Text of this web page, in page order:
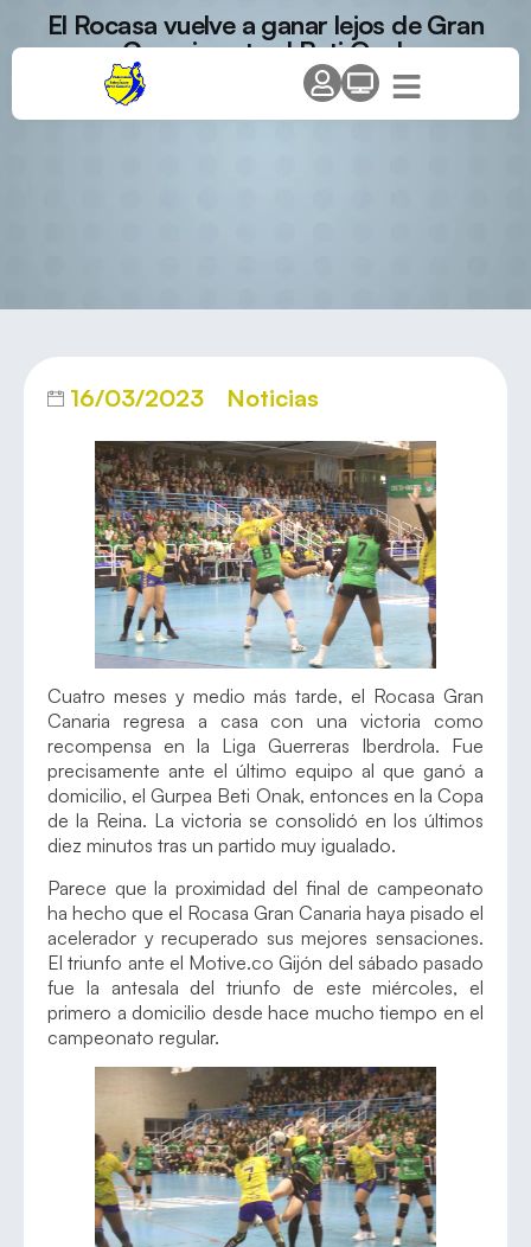
El Rocasa vuelve a ganar lejos de Gran
Canaria ante el Beti Onak
16/03/2023 Noticias
Cuatro meses y medio más tarde, el Rocasa Gran
Canaria regresa a casa con una victoria como
recompensa en la Liga Guerreras Iberdrola. Fue
precisamente ante el último equipo al que ganó a
domicilio, el Gurpea Beti Onak, entonces en la Copa
de la Reina. La victoria se consolidó en los últimos
diez minutos tras un partido muy igualado.
Parece que la proximidad del final de campeonato
ha hecho que el Rocasa Gran Canaria haya pisado el
acelerador y recuperado sus mejores sensaciones.
El triunfo ante el Motive.co Gijón del sábado pasado
fue la antesala del triunfo de este miércoles, el
primero a domicilio desde hace mucho tiempo en el
campeonato regular.